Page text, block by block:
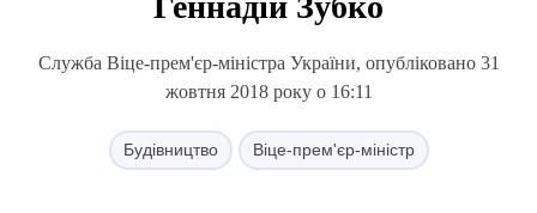
Служба Віце-прем'єр-міністра України, опубліковано 31
жовтня 2018 року о 16:11
Будівництво Віце-прем'єр-міністр